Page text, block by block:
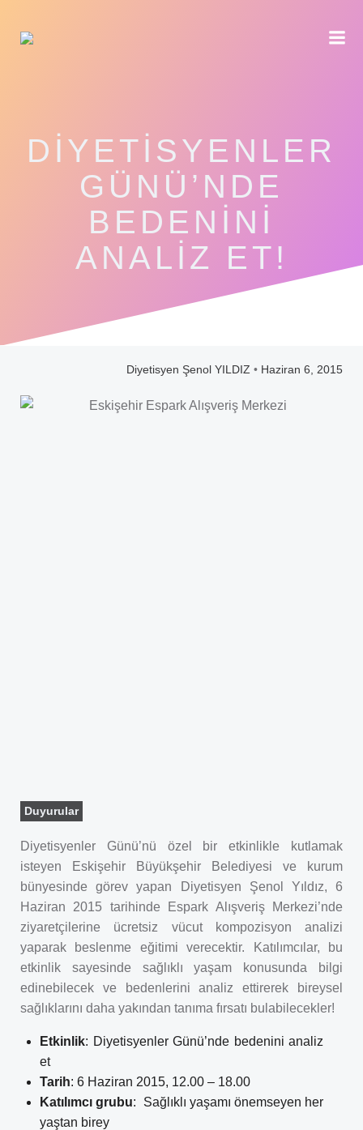
DIYETISYENLER
GÜNÜ’NDE
BEDENINI
ANALIZ ET!
Diyetisyen Şenol YILDIZ • Haziran 6, 2015
Duyurular
Diyetisyenler Günü’nü özel bir etkinlikle kutlamak
isteyen Eskişehir Büyükşehir Belediyesi ve kurum
bünyesinde görev yapan Diyetisyen Şenol Yıldız, 6
Haziran 2015 tarihinde Espark Alışveriş Merkezi’nde
ziyaretçilerine ücretsiz vücut kompozisyon analizi
yaparak beslenme eğitimi verecektir. Katılımcılar, bu
etkinlik sayesinde sağlıklı yaşam konusunda bilgi
edinebilecek ve bedenlerini analiz ettirerek bireysel
sağlıklarını daha yakından tanıma fırsatı bulabilecekler!
Etkinlik: Diyetisyenler Günü’nde bedenini analiz
et
Tarih: 6 Haziran 2015, 12.00 – 18.00
Katılımcı grubu: Sağlıklı yaşamı önemseyen her
yaştan birey